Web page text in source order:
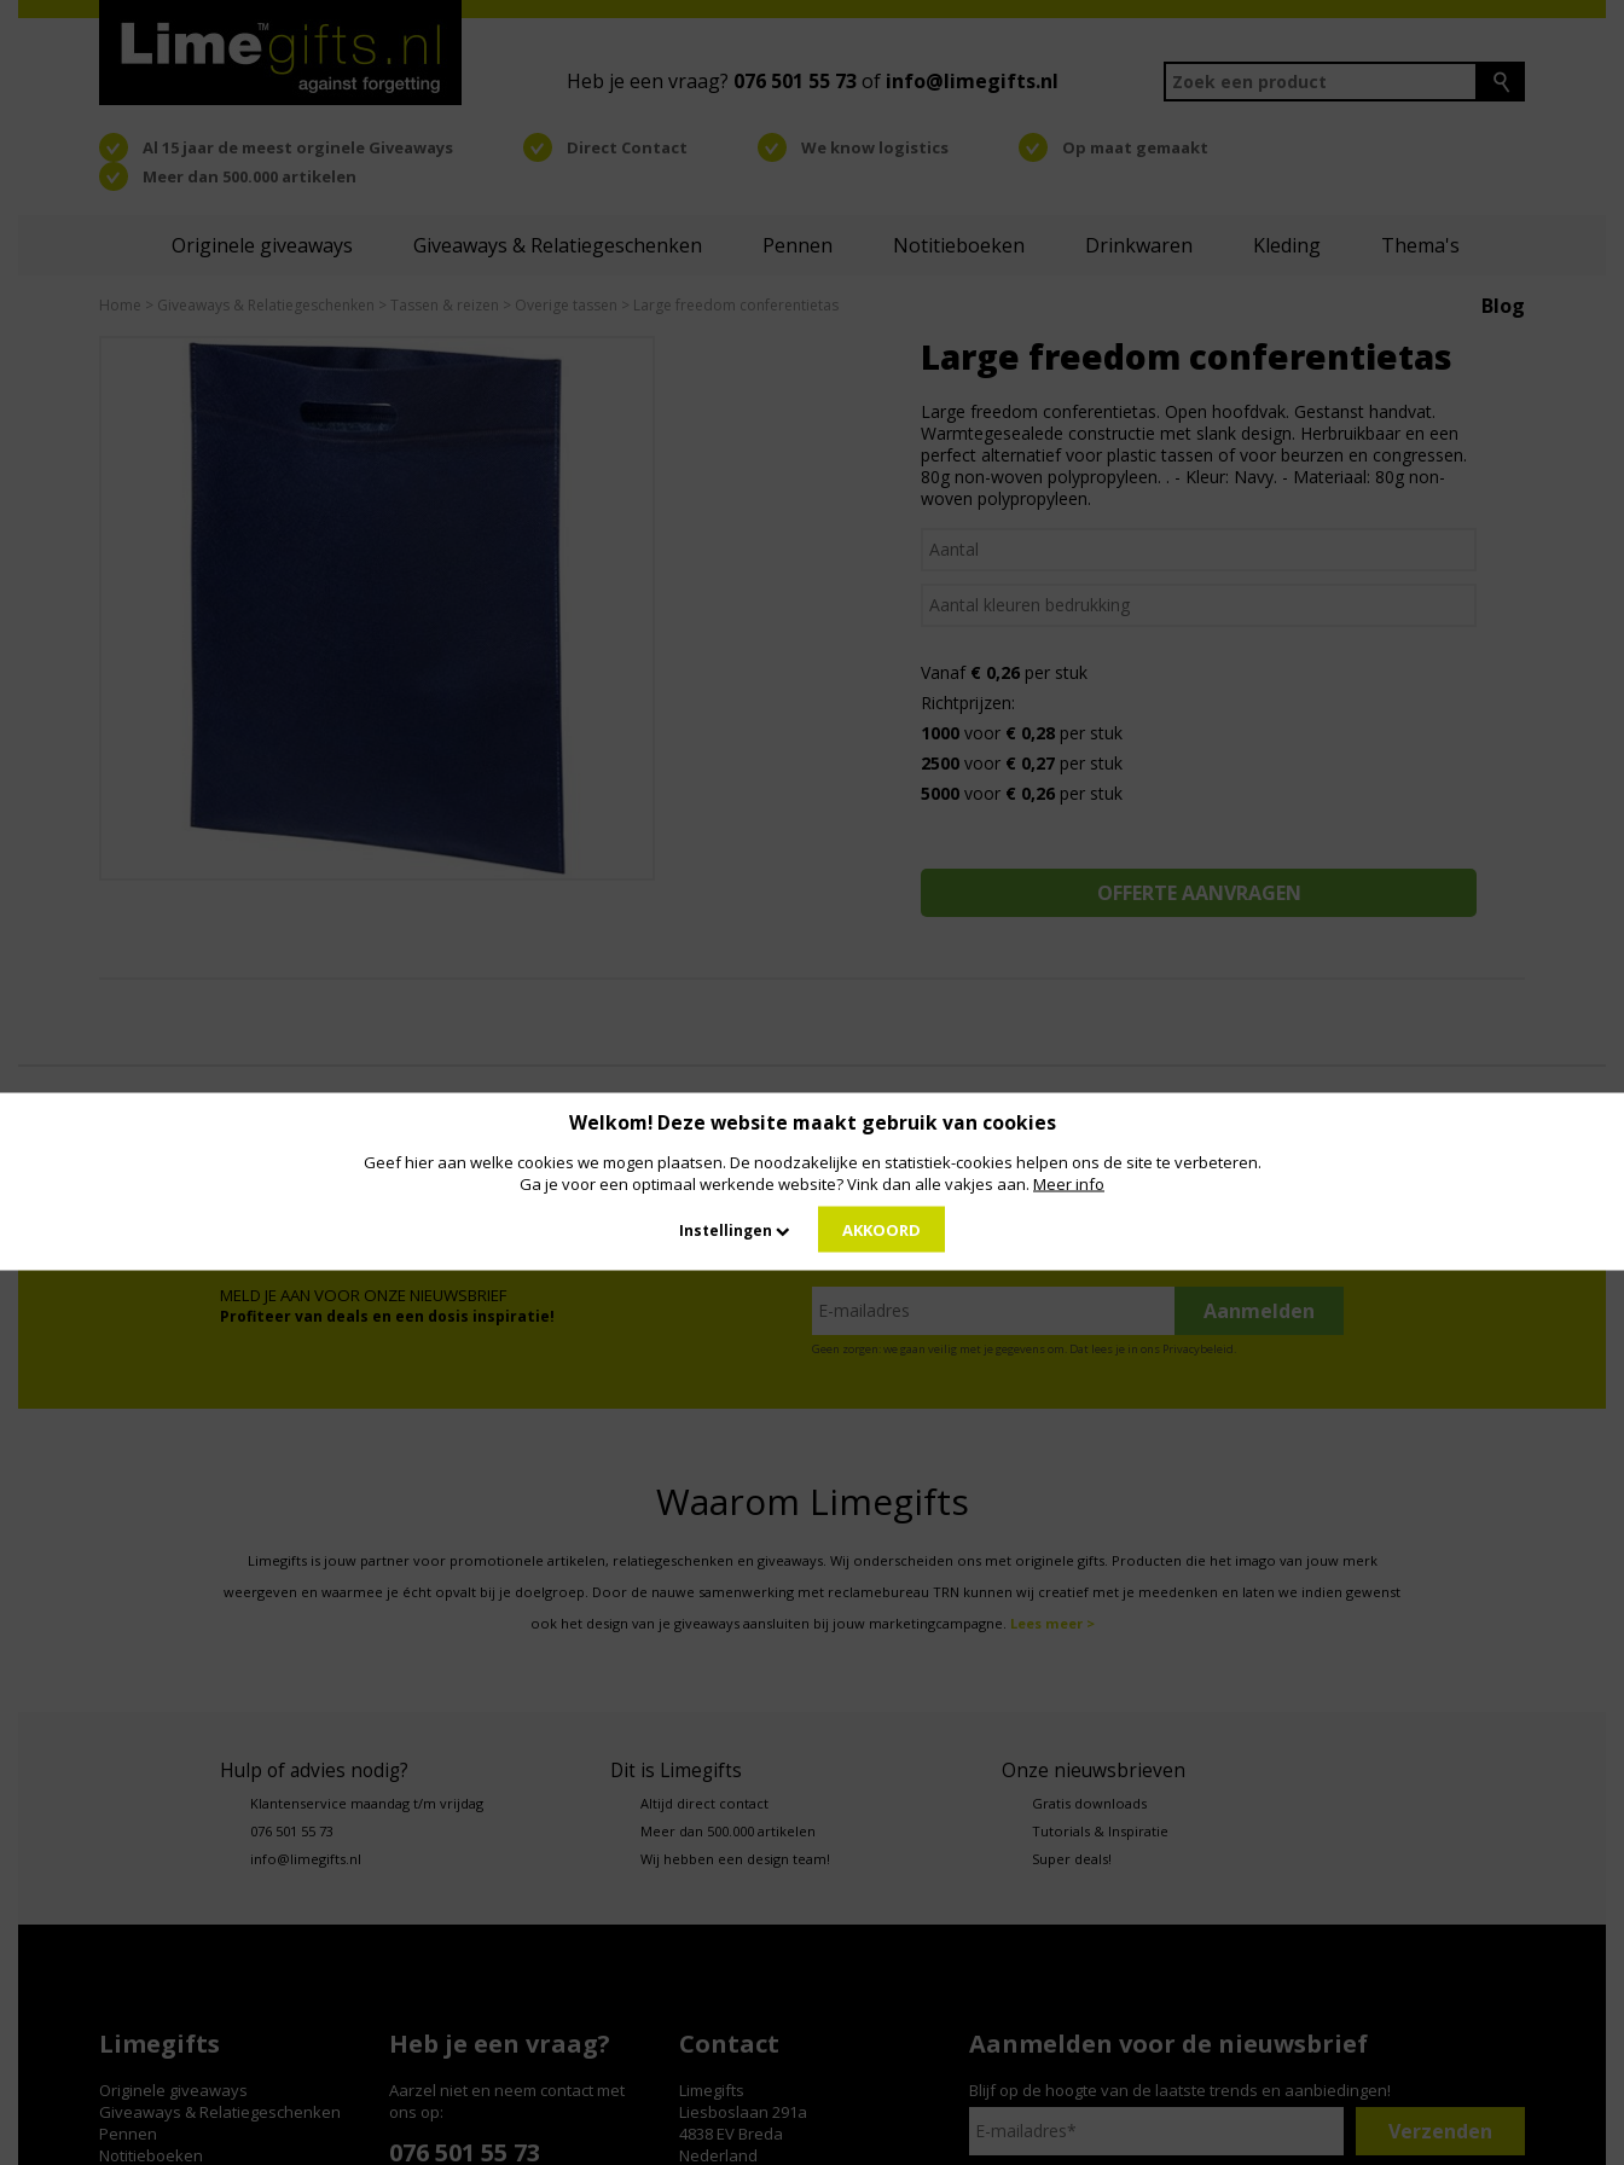
Heb je een vraag? 076 501 55 73of info@limegifts.nl
Al 15 jaar de meest orginele Giveaways Direct Contact We know logistics
Op maat gemaakt
Meer dan 500.000 artikelen
Originele giveaways Giveaways & Relatiegeschenken Pennen Notitieboeken Drinkwaren Kleding Thema's
Blog
Home > Giveaways & Relatiegeschenken > Tassen & reizen > Overige tassen > Large freedom conferentietas
Large freedom conferentietas
Large freedom conferentietas. Open hoofdvak. Gestanst handvat.
Warmtegesealede constructie met slank design. Herbruikbaar en een
perfect alternatief voor plastic tassen of voor beurzen en congressen.
80g non-woven polypropyleen. . - Kleur: Navy. - Materiaal: 80g non-
woven polypropyleen.
Vanaf € 0,26 per stuk
Richtprijzen:
1000 voor € 0,28 per stuk
2500 voor € 0,27 per stuk
5000 voor € 0,26 per stuk
Wij werken onder andere voor:
MELD JE AAN VOOR ONZE NIEUWSBRIEF
Profiteer van deals en een dosis inspiratie!
Geen zorgen: we gaan veilig met je gegevens om. Dat lees je in ons Privacybeleid
Waarom Limegifts
Limegifts is jouw partner voor promotionele artikelen, relatiegeschenken en giveaways. Wij onderscheiden ons met originele gifts. Producten die het imago van jouw merk
weergeven en waarmee je écht opvalt bij je doelgroep. Door de nauwe samenwerking met reclamebureau TRN kunnen wij creatief met je meedenken en laten we indien gewenst
ook het design van je giveaways aansluiten bij jouw marketingcampagne. Lees meer >
Hulp of advies nodig?
Klantenservice maandag t/m vrijdag
076 501 55 73
info@limegifts.nl
Dit is Limegifts
Altijd direct contact
Meer dan 500.000 artikelen
Wij hebben een design team!
Onze nieuwsbrieven
Gratis downloads
Tutorials & Inspiratie
Super deals!
Limegifts
Originele giveaways
Giveaways & Relatiegeschenken
Pennen
Notitieboeken
Heb je een vraag?
Aarzel niet en neem contact met
ons op:
076 501 55 73
Contact
Limegifts
Liesboslaan 291a
4838 EV Breda
Nederland
Aanmelden voor de nieuwsbrief
Blijf op de hoogte van de laatste trends en aanbiedingen!
Welkom! Deze website maakt gebruik van cookies
Geef hier aan welke cookies we mogen plaatsen. De noodzakelijke en statistiek-cookies helpen ons de site te verbeteren.
Ga je voor een optimaal werkende website? Vink dan alle vakjes aan. Meer info
Instellingen AKKOORD